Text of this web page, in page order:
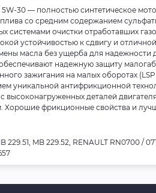
5W-30 — полностью синтетическое
со средним содержанием
системами очистки отработавших
устойчивостью к сдвигу и
масла без ущерба для
надежную защиту
зажигания на малых оборотах
уникальной антифрикционной
высоконагруженных деталей
Хорошие фрикционные свойства и
229.51, MB 229.52, RENAULT RN0700 /